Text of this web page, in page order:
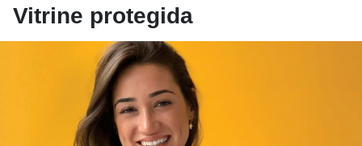
Vitrine protegida